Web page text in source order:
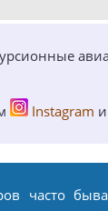
Instagram и
часто